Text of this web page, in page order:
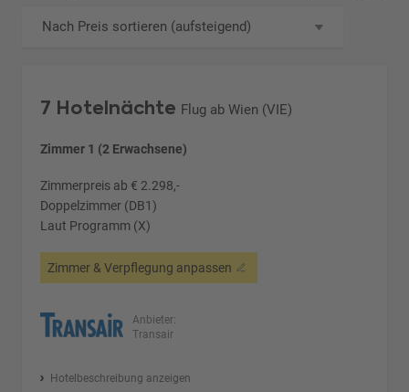
Nach Preis sortieren (aufsteigend)
7 Hotelnächte Flug ab Wien (VIE)
Zimmer 1 (2 Erwachsene)
Zimmerpreis ab € 2.298,-
Doppelzimmer (DB1)
Laut Programm (X)
Zimmer & Verpflegung anpassen
Anbieter:
Transair
Hotelbeschreibung anzeigen